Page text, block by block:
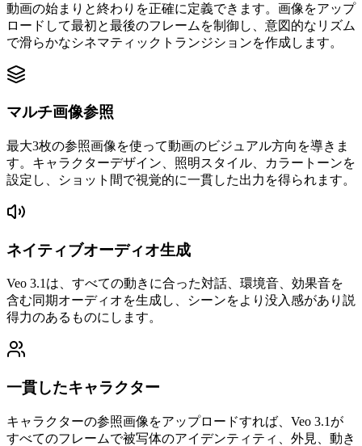
動画の始まりと終わりを正確に定義できます。画像をアップ
ロードして最初と最後のフレームを制御し、意図的なリズム
で滑らかなシネマティックトランジションを作成します。
マルチ画像参照
最大3枚の参照画像を使って動画のビジュアル方向を導きま
す。キャラクターデザイン、照明スタイル、カラートーンを
設定し、ショット間で視覚的に一貫した出力を得られます。
ネイティブオーディオ生成
Veo 3.1は、すべての動きに合った対話、環境音、効果音を
含む同期オーディオを生成し、シーンをより没入感があり説
得力のあるものにします。
一貫したキャラクター
キャラクターの参照画像をアップロードすれば、Veo 3.1が
すべてのフレームで被写体のアイデンティティ、外見、動き